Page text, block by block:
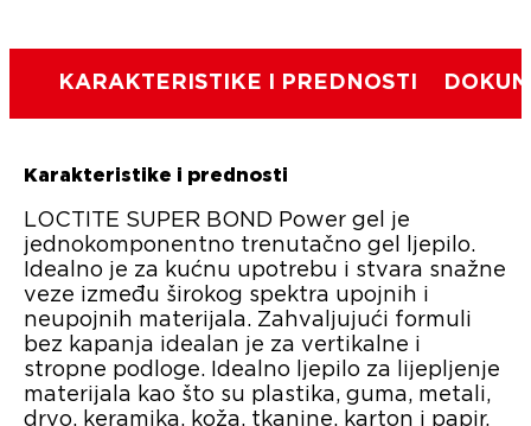
KARAKTERISTIKE I PREDNOSTI
Karakteristike i prednosti
LOCTITE SUPER BOND Power gel je
jednokomponentno trenutačno gel ljepilo.
Idealno je za kućnu upotrebu i stvara snažne
veze između širokog spektra upojnih i
neupojnih materijala. Zahvaljujući formuli
bez kapanja idealan je za vertikalne i
stropne podloge. Idealno ljepilo za lijepljenje
materijala kao što su plastika, guma, metali,
drvo, keramika, koža, tkanine, karton i papir.